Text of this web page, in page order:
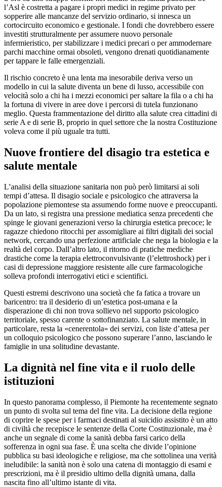
l’Asl è costretta a pagare i propri medici in regime privato per
sopperire alle mancanze del servizio ordinario, si innesca un
cortocircuito economico e gestionale. I fondi che dovrebbero essere
investiti strutturalmente per assumere nuovo personale
infermieristico, per stabilizzare i medici precari o per ammodernare
parchi macchine ormai obsoleti, vengono drenati quotidianamente
per tappare le falle emergenziali.
​Il rischio concreto è una lenta ma inesorabile deriva verso un
modello in cui la salute diventa un bene di lusso, accessibile con
velocità solo a chi ha i mezzi economici per saltare la fila o a chi ha
la fortuna di vivere in aree dove i percorsi di tutela funzionano
meglio. Questa frammentazione del diritto alla salute crea cittadini di
serie A e di serie B, proprio in quel settore che la nostra Costituzione
voleva come il più uguale tra tutti.
​Nuove frontiere del disagio tra estetica e
salute mentale
​L’analisi della situazione sanitaria non può però limitarsi ai soli
tempi d’attesa. Il disagio sociale e psicologico che attraversa la
popolazione piemontese sta assumendo forme nuove e preoccupanti.
Da un lato, si registra una pressione mediatica senza precedenti che
spinge le giovani generazioni verso la chirurgia estetica precoce; le
ragazze chiedono ritocchi per assomigliare ai filtri digitali dei social
network, cercando una perfezione artificiale che nega la biologia e la
realtà del corpo. Dall’altro lato, il ritorno di pratiche mediche
drastiche come la terapia elettroconvulsivante (l’elettroshock) per i
casi di depressione maggiore resistente alle cure farmacologiche
solleva profondi interrogativi etici e scientifici.
​Questi estremi descrivono una società che fa fatica a trovare un
baricentro: tra il desiderio di un’estetica post-umana e la
disperazione di chi non trova sollievo nel supporto psicologico
territoriale, spesso carente o sottofinanziato. La salute mentale, in
particolare, resta la «cenerentola» dei servizi, con liste d’attesa per
un colloquio psicologico che possono superare l’anno, lasciando le
famiglie in una solitudine devastante.
​La dignità nel fine vita e il ruolo delle
istituzioni
​In questo panorama complesso, il Piemonte ha recentemente segnato
un punto di svolta sul tema del fine vita. La decisione della regione
di coprire le spese per i farmaci destinati al suicidio assistito è un atto
di civiltà che recepisce le sentenze della Corte Costituzionale, ma è
anche un segnale di come la sanità debba farsi carico della
sofferenza in ogni sua fase. È una scelta che divide l’opinione
pubblica su basi ideologiche e religiose, ma che sottolinea una verità
ineludibile: la sanità non è solo una catena di montaggio di esami e
prescrizioni, ma è il presidio ultimo della dignità umana, dalla
nascita fino all’ultimo istante di vita.